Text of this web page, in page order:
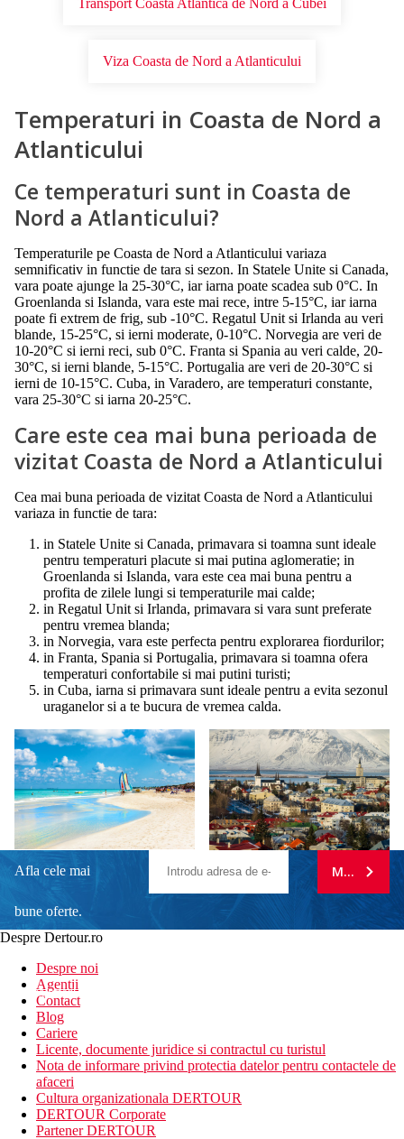
Transport Coasta Atlantica de Nord a Cubei
Viza Coasta de Nord a Atlanticului
Temperaturi in Coasta de Nord a
Atlanticului
Ce temperaturi sunt in Coasta de
Nord a Atlanticului?
Temperaturile pe Coasta de Nord a Atlanticului variaza
semnificativ in functie de tara si sezon. In Statele Unite si Canada,
vara poate ajunge la 25-30°C, iar iarna poate scadea sub 0°C. In
Groenlanda si Islanda, vara este mai rece, intre 5-15°C, iar iarna
poate fi extrem de frig, sub -10°C. Regatul Unit si Irlanda au veri
blande, 15-25°C, si ierni moderate, 0-10°C. Norvegia are veri de
10-20°C si ierni reci, sub 0°C. Franta si Spania au veri calde, 20-
30°C, si ierni blande, 5-15°C. Portugalia are veri de 20-30°C si
ierni de 10-15°C. Cuba, in Varadero, are temperaturi constante,
vara 25-30°C si iarna 20-25°C.
Care este cea mai buna perioada de
vizitat Coasta de Nord a Atlanticului
Cea mai buna perioada de vizitat Coasta de Nord a Atlanticului
variaza in functie de tara:
in Statele Unite si Canada, primavara si toamna sunt ideale
pentru temperaturi placute si mai putina aglomeratie; in
Groenlanda si Islanda, vara este cea mai buna pentru a
profita de zilele lungi si temperaturile mai calde;
in Regatul Unit si Irlanda, primavara si vara sunt preferate
pentru vremea blanda;
in Norvegia, vara este perfecta pentru explorarea fiordurilor;
in Franta, Spania si Portugalia, primavara si toamna ofera
temperaturi confortabile si mai putini turisti;
in Cuba, iarna si primavara sunt ideale pentru a evita sezonul
uraganelor si a te bucura de vremea calda.
Afla cele mai
bune oferte.
newsletter!
MA
Despre Dertour.ro
Despre noi
Agentii
Contact
Blog
Cariere
Licente, documente juridice si contractul cu turistul
Nota de informare privind protectia datelor pentru contactele de
afaceri
Cultura organizationala DERTOUR
DERTOUR Corporate
Partener DERTOUR